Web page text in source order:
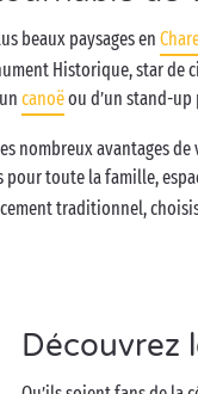
beaux paysages en
Historique, star de
canoëou d’un stand-up
nombreux avantages
toute la famille,
traditionnel,
Découvrez